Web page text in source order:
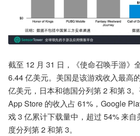
截至 12 月 31 日，《使命召唤手游》
6.44 亿美元。美国是该游戏收入最高
亿美元，日本和德国分列第 2 和第 3
App Store 的收入占 61%，Google
戏 3 亿累计下载量中，超过 54% 来
度分列第 2 和第 3。